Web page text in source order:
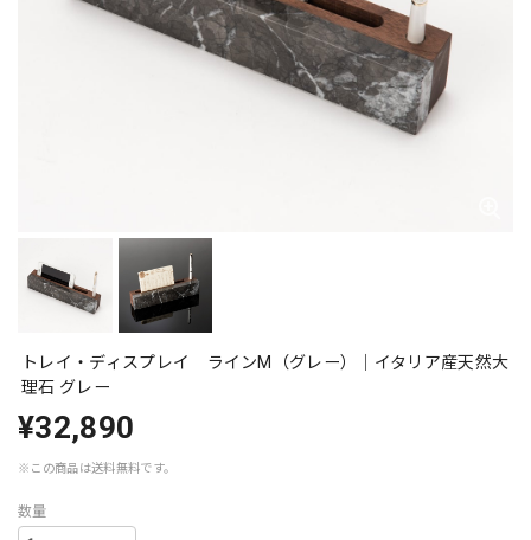
トレイ・ディスプレイ ラインM（グレー）｜イタリア産天然大
理石 グレー
¥32,890
※この商品は送料無料です。
数量